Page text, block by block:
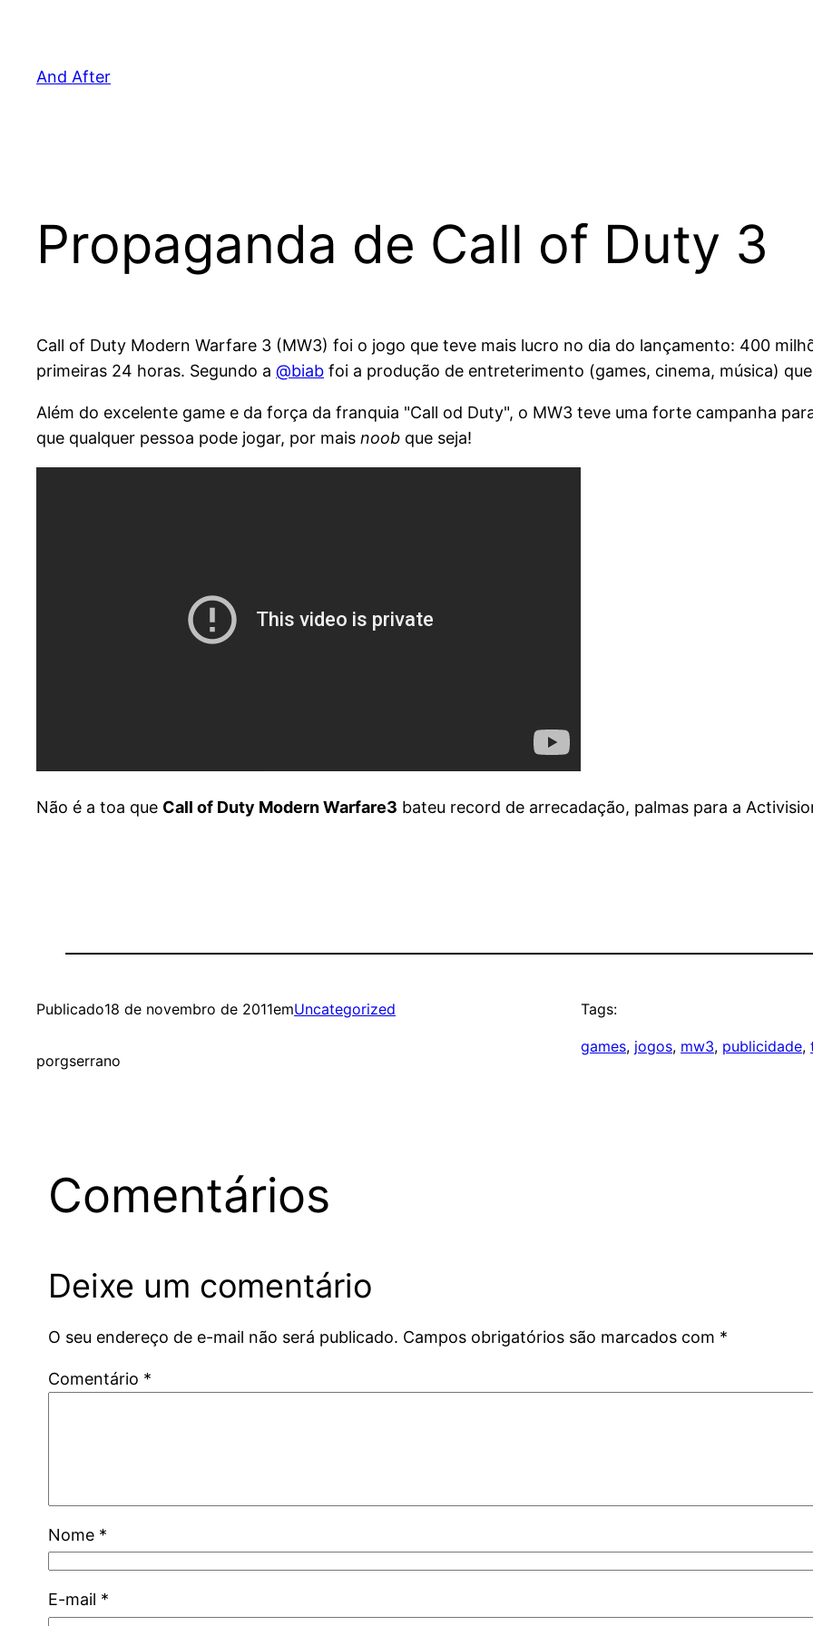
And After
Propaganda de Call of Duty 3
Call of Duty Modern Warfare 3 (MW3) foi o jogo que teve mais lucro no dia do lançamento: 400
primeiras 24 horas. Segundo a @biab foi a produção de entreterimento (games, cinema, música)
Além do excelente game e da força da franquia "Call od Duty", o MW3 teve uma forte campanha
que qualquer pessoa pode jogar, por mais noob que seja!
Não é a toa que Call of Duty Modern Warfare3 bateu record de arrecadação, palmas para a
Publicado18 de novembro de 2011emUncategorized
porgserrano
Tags:
games, jogos, mw3, publicidade,
Comentários
Deixe um comentário
O seu endereço de e-mail não será publicado. Campos obrigatórios são marcados com *
Comentário *
Nome *
E-mail *